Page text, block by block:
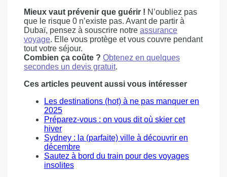
Mieux vaut prévenir que guérir ! N’oubliez pas
que le risque 0 n’existe pas. Avant de partir à
Dubaï, pensez à souscrire notre assurance
voyage. Elle vous protège et vous couvre pendant
tout votre séjour.
Combien ça coûte ? Obtenez en quelques
secondes un devis gratuit.
Ces articles peuvent aussi vous intéresser
Les destinations (hot) à ne pas manquer en
2025
Préparez-vous : on vous dit où skier cet
hiver
Sydney : la (parfaite) ville à découvrir en
décembre
Sautez à bord du train pour des voyages
insolites